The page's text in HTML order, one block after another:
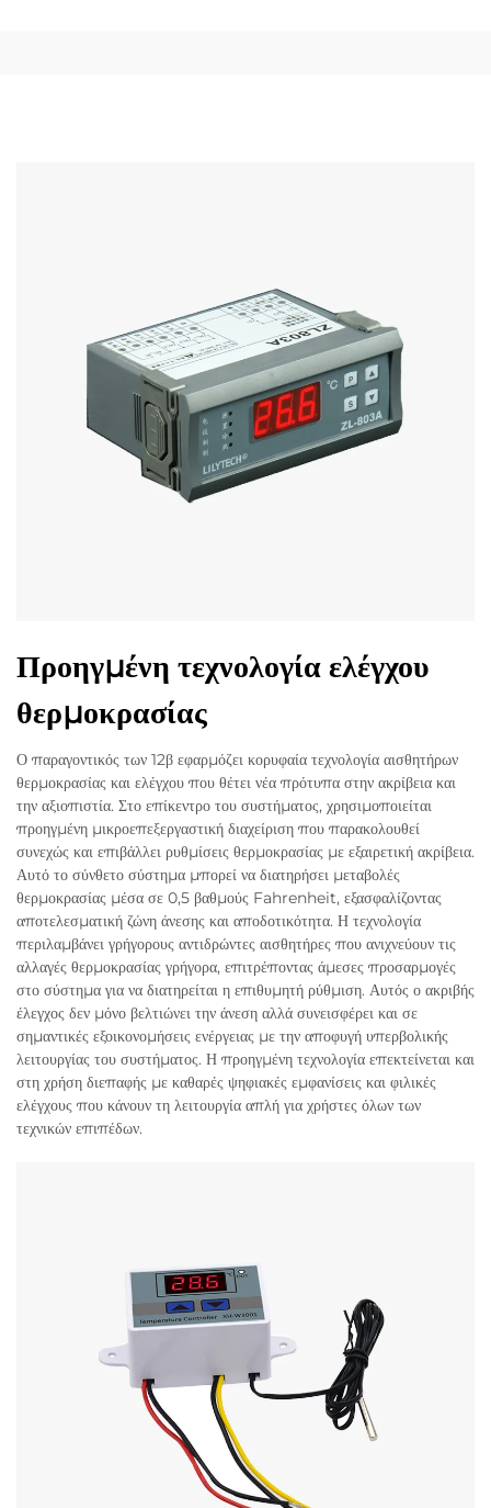
Προηγμένη τεχνολογία ελέγχου
θερμοκρασίας
Ο παραγοντικός των 12β εφαρμόζει κορυφαία τεχνολογία αισθητήρων
θερμοκρασίας και ελέγχου που θέτει νέα πρότυπα στην ακρίβεια και
την αξιοπιστία. Στο επίκεντρο του συστήματος, χρησιμοποιείται
προηγμένη μικροεπεξεργαστική διαχείριση που παρακολουθεί
συνεχώς και επιβάλλει ρυθμίσεις θερμοκρασίας με εξαιρετική ακρίβεια.
Αυτό το σύνθετο σύστημα μπορεί να διατηρήσει μεταβολές
θερμοκρασίας μέσα σε 0,5 βαθμούς Fahrenheit, εξασφαλίζοντας
αποτελεσματική ζώνη άνεσης και αποδοτικότητα. Η τεχνολογία
περιλαμβάνει γρήγορους αντιδρώντες αισθητήρες που ανιχνεύουν τις
αλλαγές θερμοκρασίας γρήγορα, επιτρέποντας άμεσες προσαρμογές
στο σύστημα για να διατηρείται η επιθυμητή ρύθμιση. Αυτός ο ακριβής
έλεγχος δεν μόνο βελτιώνει την άνεση αλλά συνεισφέρει και σε
σημαντικές εξοικονομήσεις ενέργειας με την αποφυγή υπερβολικής
λειτουργίας του συστήματος. Η προηγμένη τεχνολογία επεκτείνεται και
στη χρήση διεπαφής με καθαρές ψηφιακές εμφανίσεις και φιλικές
ελέγχους που κάνουν τη λειτουργία απλή για χρήστες όλων των
τεχνικών επιπέδων.